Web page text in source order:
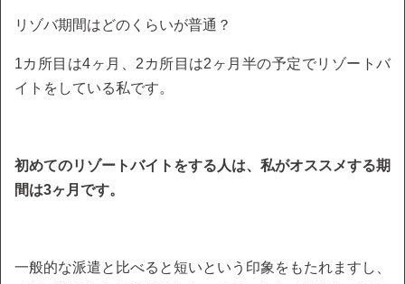
リゾバ期間はどのくらいが普通？
1カ所目は4ヶ月、2カ所目は2ヶ月半の予定でリゾートバ
イトをしている私です。
初めてのリゾートバイトをする人は、私がオススメする期
間は3ヶ月です。
一般的な派遣と比べると短いという印象をもたれますし、